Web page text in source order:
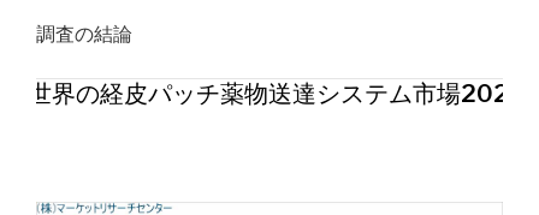
調査の結論
世界の経皮パッチ薬物送達システム市場2026